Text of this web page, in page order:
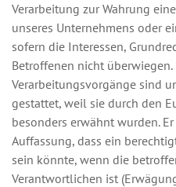
Verarbeitung zur Wahrung
unseres Unternehmens oder
sofern die Interessen,
Betroffenen nicht überwiegen.
Verarbeitungsvorgänge sind
gestattet, weil sie durch den
besonders erwähnt wurden.
Auffassung, dass ein
sein könnte, wenn die
Verantwortlichen ist